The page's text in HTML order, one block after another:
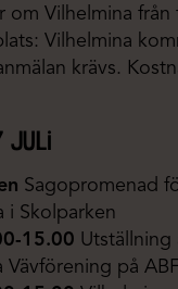
om Vilhelmina från
Vilhelmina
krävs.
juli
Sagopromenad
i Skolparken
15.00 Utställning
Vävförening på